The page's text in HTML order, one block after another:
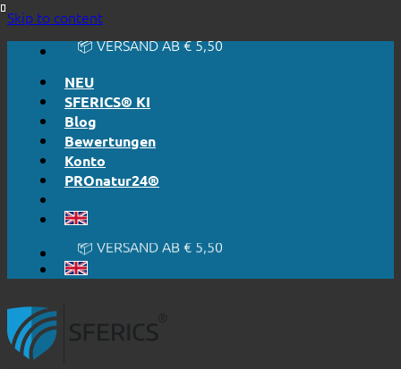
Skip to content🔆 EHRLICH. TRANSPARENT.
📦 VERSAND AB € 5,50
NEU
SFERICS® KI
Blog
Bewertungen
Konto
PROnatur24®
🔆 EINFACH. FUNKTIONIERT.
🔆 EHRLICH. TRANSPARENT.
📦 VERSAND AB € 5,50
🔖 KAUF AUF RECHNUNG